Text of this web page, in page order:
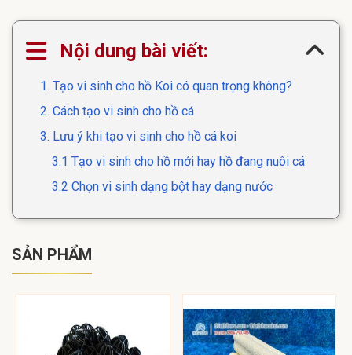
Nội dung bài viết:
1. Tạo vi sinh cho hồ Koi có quan trọng không?
2. Cách tạo vi sinh cho hồ cá
3. Lưu ý khi tạo vi sinh cho hồ cá koi
3.1 Tạo vi sinh cho hồ mới hay hồ đang nuôi cá
3.2 Chọn vi sinh dạng bột hay dạng nước
SẢN PHẨM